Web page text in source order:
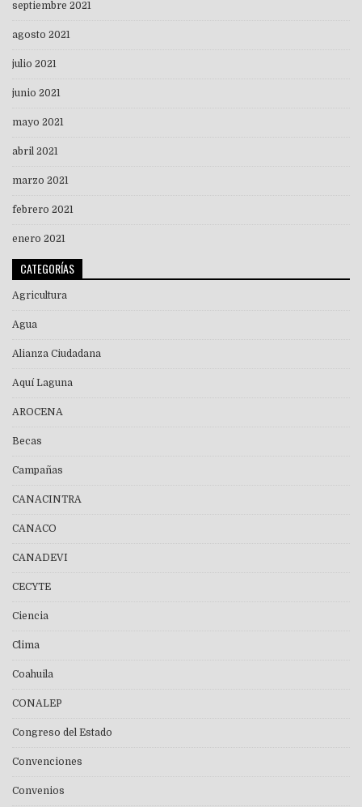
septiembre 2021
agosto 2021
julio 2021
junio 2021
mayo 2021
abril 2021
marzo 2021
febrero 2021
enero 2021
CATEGORÍAS
Agricultura
Agua
Alianza Ciudadana
Aquí Laguna
AROCENA
Becas
Campañas
CANACINTRA
CANACO
CANADEVI
CECYTE
Ciencia
Clima
Coahuila
CONALEP
Congreso del Estado
Convenciones
Convenios